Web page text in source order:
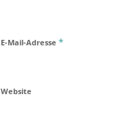
E-Mail-Adresse *
Website